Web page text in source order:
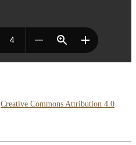
Creative Commons Attribution 4.0